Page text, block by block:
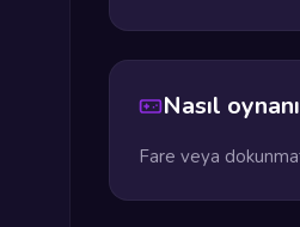
Nasıl
Fare veya